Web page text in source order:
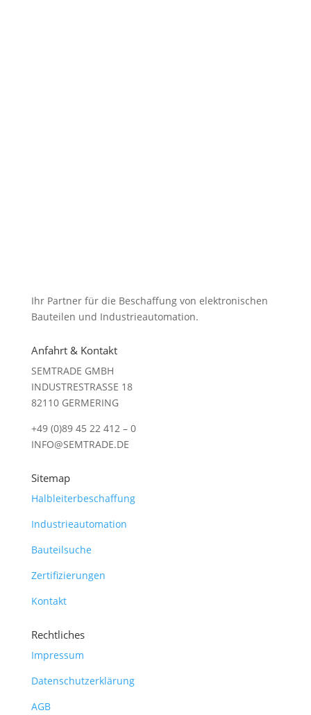
Ihr Partner für die Beschaffung von elektronischen
Bauteilen und Industrieautomation.
Anfahrt & Kontakt
SEMTRADE GMBH
INDUSTRESTRASSE 18
82110 GERMERING
+49 (0)89 45 22 412 – 0
INFO@SEMTRADE.DE
Sitemap
Halbleiterbeschaffung
Industrieautomation
Bauteilsuche
Zertifizierungen
Kontakt
Rechtliches
Impressum
Datenschutzerklärung
AGB